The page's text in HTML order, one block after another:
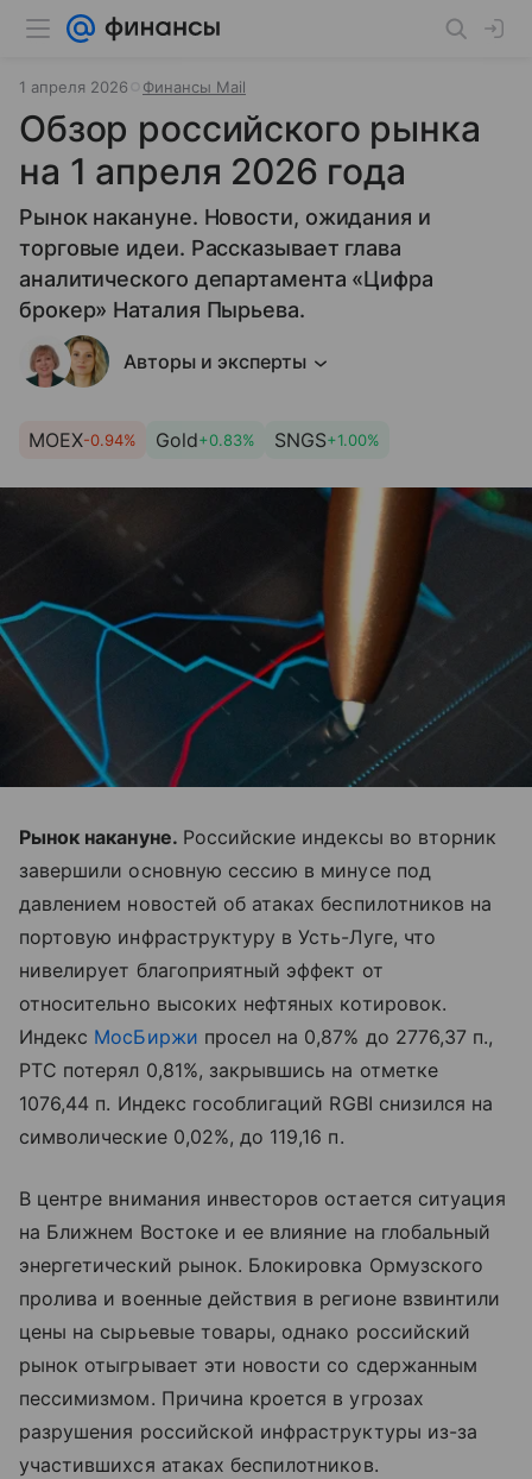
1 апреля 2026 Финансы Mail
Обзор российского рынка
на 1 апреля 2026 года
Рынок накануне. Новости, ожидания и
торговые идеи. Рассказывает глава
аналитического департамента «Цифра
брокер» Наталия Пырьева.
Авторы и эксперты
MOEX-0.94% Gold+0.83% SNGS+1.00%
Рынок накануне. Российские индексы во вторник
завершили основную сессию в минусе под
давлением новостей об атаках беспилотников на
портовую инфраструктуру в Усть-Луге, что
нивелирует благоприятный эффект от
относительно высоких нефтяных котировок.
Индекс МосБиржи просел на 0,87% до 2776,37 п.,
РТС потерял 0,81%, закрывшись на отметке
1076,44 п. Индекс гособлигаций RGBI снизился на
символические 0,02%, до 119,16 п.
В центре внимания инвесторов остается ситуация
на Ближнем Востоке и ее влияние на глобальный
энергетический рынок. Блокировка Ормузского
пролива и военные действия в регионе взвинтили
цены на сырьевые товары, однако российский
рынок отыгрывает эти новости со сдержанным
пессимизмом. Причина кроется в угрозах
разрушения российской инфраструктуры из-за
участившихся атаках беспилотников.